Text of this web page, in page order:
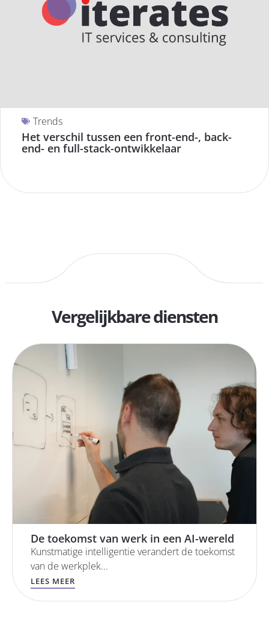
Trends
Het verschil tussen een front-end-, back-
end- en full-stack-ontwikkelaar
Vergelijkbare diensten
De toekomst van werk in een AI-wereld
Kunstmatige intelligentie verandert de toekomst
van de werkplek...
LEES MEER